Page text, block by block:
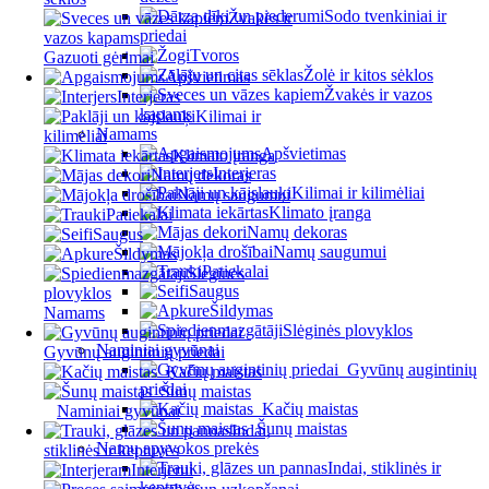
Žvakės ir
vazos kapams
Gazuoti gėrimai
Apšvietimas
Interjeras
Kilimai ir
kilimėliai
Klimato įranga
Namų dekoras
Namų saugumui
Patiekalai
Saugus
Šildymas
Slėginės
plovyklos
Namams
Gyvūnų augintinių priedai
Kačių maistas
Šunų maistas
Naminiai gyvūnai
Indai,
stiklinės ir keptuvės
Interjerui
Sodo tvenkiniai ir
priedai
Tvoros
Žolė ir kitos sėklos
Žvakės ir vazos
kapams
Namams
Apšvietimas
Interjeras
Kilimai ir kilimėliai
Klimato įranga
Namų dekoras
Namų saugumui
Patiekalai
Saugus
Šildymas
Slėginės plovyklos
Naminiai gyvūnai
Gyvūnų augintinių
priedai
Kačių maistas
Šunų maistas
Namų apyvokos prekės
Indai, stiklinės ir